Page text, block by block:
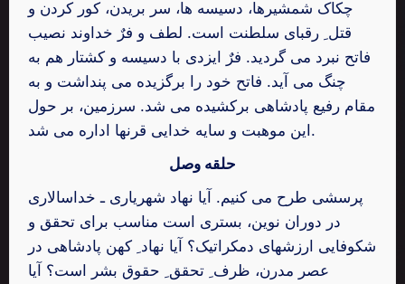
چکاک شمشیرها، دسیسه ها، سر بریدن، کور کردن و
قتل ِ رقبای سلطنت است. لطف و فرٌ خداوند نصیب
فاتح نبرد می گردید. فرٌ ایزدی با دسیسه و کشتار هم به
چنگ می آید. فاتح خود را برگزیده می پنداشت و به
مقام رفیع پادشاهی برکشیده می شد. سرزمین، بر حول
این موهبت و سایه خدایی قرنها اداره می شد.
حلقه وصل
پرسشی طرح می کنیم. آیا نهاد شهریاری ـ خداسالاری
در دوران نوین، بستری است مناسب برای تحقق و
شکوفایی ارزشهای دمکراتیک؟ آیا نهاد ِ کهن پادشاهی در
عصر مدرن، ظرف ِ تحقق ِ حقوق بشر است؟ آیا